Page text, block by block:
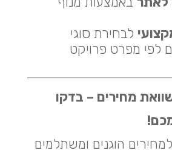
לבחירת סוגי
לפי מפרט פרויקט
מחירים – בדקו
הוגנים ומשתלמים